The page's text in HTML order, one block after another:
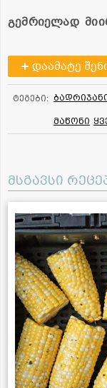
გემრიელად
დაამატე
ტეგები:
მაწონი
მსგავსი